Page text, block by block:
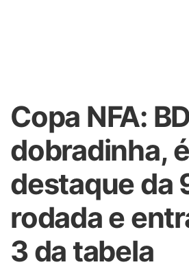
Copa NFA:
dobradinha,
destaque da
rodada e
3 da tabela